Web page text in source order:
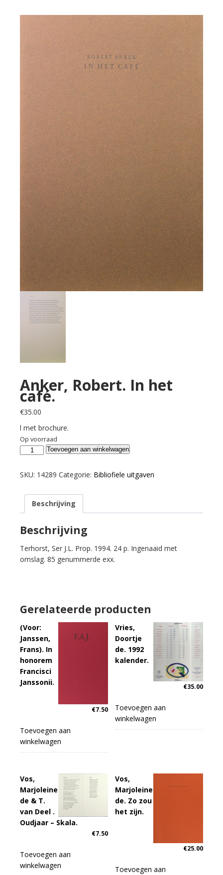
Anker, Robert. In het
café.
€35.00
l met brochure.
Op voorraad
Anker,
In
café.
aantal
Toevoegen aan winkelwagen
SKU: 14289 Categorie: Bibliofiele uitgaven
Beschrijving
Beschrijving
Terhorst, Ser J.L. Prop. 1994. 24 p. Ingenaaid met
omslag. 85 genummerde exx.
Gerelateerde producten
(Voor:
Janssen,
Frans). In
honorem
Francisci
Janssonii.
€7.50
Toevoegen aan
winkelwagen
Vries,
Doortje
de. 1992
kalender.
€35.00
Toevoegen aan
winkelwagen
Vos,
Marjoleine
de & T.
van Deel .
Oudjaar – Skala.
€7.50
Toevoegen aan
winkelwagen
Vos,
Marjoleine
de. Zo zou
het zijn.
€25.00
Toevoegen aan